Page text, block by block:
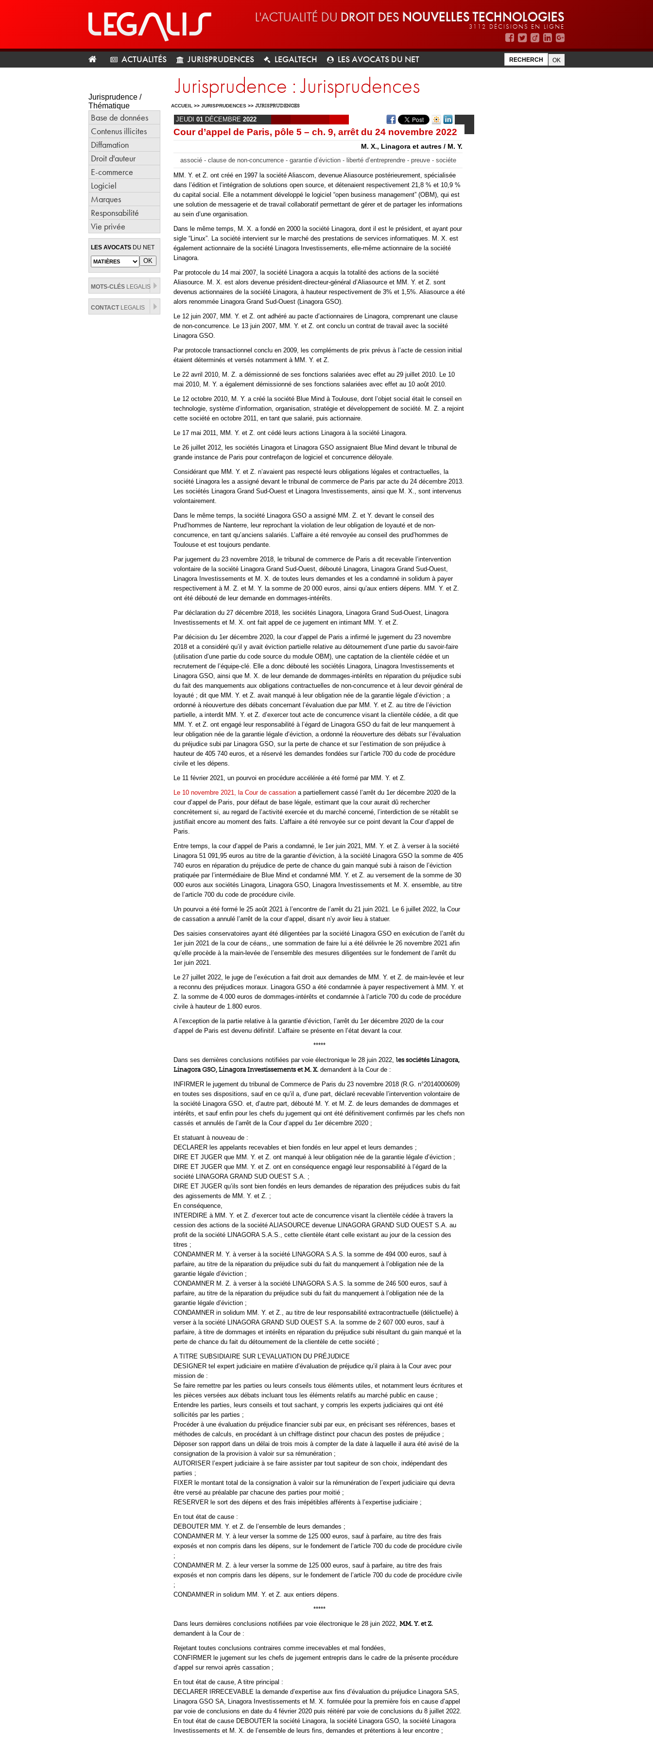
L'ACTUALITÉ DU DROIT DES NOUVELLES TECHNOLOGIES
3112 DÉCISIONS EN LIGNE
ACTUALITÉS JURISPRUDENCES LEGALTECH LES AVOCATS DU NET
Jurisprudence /
Thématique
Base de données
Contenus illicites
Diffamation
Droit d'auteur
E-commerce
Logiciel
Marques
Responsabilité
Vie privée
LES AVOCATS DU NET
MOTS-CLÉS LEGALIS
CONTACTLEGALIS
Jurisprudence : Jurisprudences
ACCUEIL >> JURISPRUDENCES >> JURISPRUDENCES
JEUDI 01 DÉCEMBRE 2022
Cour d’appel de Paris, pôle 5 – ch. 9, arrêt du 24 novembre 2022
M. X., Linagora et autres / M. Y.
associé - clause de non-concurrence - garantie d’éviction - liberté d’entreprendre - preuve - sociéte
MM. Y. et Z. ont créé en 1997 la société Aliascom, devenue Aliasource postérieurement, spécialisée
dans l’édition et l’intégration de solutions open source, et détenaient respectivement 21,8 % et 10,9 %
du capital social. Elle a notamment développé le logiciel “open business management” (OBM), qui est
une solution de messagerie et de travail collaboratif permettant de gérer et de partager les informations
au sein d’une organisation.
Dans le même temps, M. X. a fondé en 2000 la société Linagora, dont il est le président, et ayant pour
sigle “Linux”. La société intervient sur le marché des prestations de services informatiques. M. X. est
également actionnaire de la société Linagora Investissements, elle-même actionnaire de la société
Linagora.
Par protocole du 14 mai 2007, la société Linagora a acquis la totalité des actions de la société
Aliasource. M. X. est alors devenue président-directeur-général d’Aliasource et MM. Y. et Z. sont
devenus actionnaires de la société Linagora, à hauteur respectivement de 3% et 1,5%. Aliasource a été
alors renommée Linagora Grand Sud-Ouest (Linagora GSO).
Le 12 juin 2007, MM. Y. et Z. ont adhéré au pacte d’actionnaires de Linagora, comprenant une clause
de non-concurrence. Le 13 juin 2007, MM. Y. et Z. ont conclu un contrat de travail avec la société
Linagora GSO.
Par protocole transactionnel conclu en 2009, les compléments de prix prévus à l’acte de cession initial
étaient déterminés et versés notamment à MM. Y. et Z.
Le 22 avril 2010, M. Z. a démissionné de ses fonctions salariées avec effet au 29 juillet 2010. Le 10
mai 2010, M. Y. a également démissionné de ses fonctions salariées avec effet au 10 août 2010.
Le 12 octobre 2010, M. Y. a créé la société Blue Mind à Toulouse, dont l’objet social était le conseil en
technologie, système d’information, organisation, stratégie et développement de société. M. Z. a rejoint
cette société en octobre 2011, en tant que salarié, puis actionnaire.
Le 17 mai 2011, MM. Y. et Z. ont cédé leurs actions Linagora à la société Linagora.
Le 26 juillet 2012, les sociétés Linagora et Linagora GSO assignaient Blue Mind devant le tribunal de
grande instance de Paris pour contrefaçon de logiciel et concurrence déloyale.
Considérant que MM. Y. et Z. n’avaient pas respecté leurs obligations légales et contractuelles, la
société Linagora les a assigné devant le tribunal de commerce de Paris par acte du 24 décembre 2013.
Les sociétés Linagora Grand Sud-Ouest et Linagora Investissements, ainsi que M. X., sont intervenus
volontairement.
Dans le même temps, la société Linagora GSO a assigné MM. Z. et Y. devant le conseil des
Prud’hommes de Nanterre, leur reprochant la violation de leur obligation de loyauté et de non-
concurrence, en tant qu’anciens salariés. L’affaire a été renvoyée au conseil des prud’hommes de
Toulouse et est toujours pendante.
Par jugement du 23 novembre 2018, le tribunal de commerce de Paris a dit recevable l’intervention
volontaire de la société Linagora Grand Sud-Ouest, débouté Linagora, Linagora Grand Sud-Ouest,
Linagora Investissements et M. X. de toutes leurs demandes et les a condamné in solidum à payer
respectivement à M. Z. et M. Y. la somme de 20 000 euros, ainsi qu’aux entiers dépens. MM. Y. et Z.
ont été débouté de leur demande en dommages-intérêts.
Par déclaration du 27 décembre 2018, les sociétés Linagora, Linagora Grand Sud-Ouest, Linagora
Investissements et M. X. ont fait appel de ce jugement en intimant MM. Y. et Z.
Par décision du 1er décembre 2020, la cour d’appel de Paris a infirmé le jugement du 23 novembre
2018 et a considéré qu’il y avait éviction partielle relative au détournement d’une partie du savoir-faire
(utilisation d’une partie du code source du module OBM), une captation de la clientèle cédée et un
recrutement de l’équipe-clé. Elle a donc débouté les sociétés Linagora, Linagora Investissements et
Linagora GSO, ainsi que M. X. de leur demande de dommages-intérêts en réparation du préjudice subi
du fait des manquements aux obligations contractuelles de non-concurrence et à leur devoir général de
loyauté ; dit que MM. Y. et Z. avait manqué à leur obligation née de la garantie légale d’éviction ; a
ordonné à réouverture des débats concernant l’évaluation due par MM. Y. et Z. au titre de l’éviction
partielle, a interdit MM. Y. et Z. d’exercer tout acte de concurrence visant la clientèle cédée, a dit que
MM. Y. et Z. ont engagé leur responsabilité à l’égard de Linagora GSO du fait de leur manquement à
leur obligation née de la garantie légale d’éviction, a ordonné la réouverture des débats sur l’évaluation
du préjudice subi par Linagora GSO, sur la perte de chance et sur l’estimation de son préjudice à
hauteur de 405 740 euros, et a réservé les demandes fondées sur l’article 700 du code de procédure
civile et les dépens.
Le 11 février 2021, un pourvoi en procédure accélérée a été formé par MM. Y. et Z.
Le 10 novembre 2021, la Cour de cassation a partiellement cassé l’arrêt du 1er décembre 2020 de la
cour d’appel de Paris, pour défaut de base légale, estimant que la cour aurait dû rechercher
concrètement si, au regard de l’activité exercée et du marché concerné, l’interdiction de se rétablit se
justifiait encore au moment des faits. L’affaire a été renvoyée sur ce point devant la Cour d’appel de
Paris.
Entre temps, la cour d’appel de Paris a condamné, le 1er juin 2021, MM. Y. et Z. à verser à la société
Linagora 51 091,95 euros au titre de la garantie d’éviction, à la société Linagora GSO la somme de 405
740 euros en réparation du préjudice de perte de chance du gain manqué subi à raison de l’éviction
pratiquée par l’intermédiaire de Blue Mind et condamné MM. Y. et Z. au versement de la somme de 30
000 euros aux sociétés Linagora, Linagora GSO, Linagora Investissements et M. X. ensemble, au titre
de l’article 700 du code de procédure civile.
Un pourvoi a été formé le 25 août 2021 à l’encontre de l’arrêt du 21 juin 2021. Le 6 juillet 2022, la Cour
de cassation a annulé l’arrêt de la cour d’appel, disant n’y avoir lieu à statuer.
Des saisies conservatoires ayant été diligentées par la société Linagora GSO en exécution de l’arrêt du
1er juin 2021 de la cour de céans,, une sommation de faire lui a été délivrée le 26 novembre 2021 afin
qu’elle procède à la main-levée de l’ensemble des mesures diligentées sur le fondement de l’arrêt du
1er juin 2021.
Le 27 juillet 2022, le juge de l’exécution a fait droit aux demandes de MM. Y. et Z. de main-levée et leur
a reconnu des préjudices moraux. Linagora GSO a été condamnée à payer respectivement à MM. Y. et
Z. la somme de 4.000 euros de dommages-intérêts et condamnée à l’article 700 du code de procédure
civile à hauteur de 1.800 euros.
A l’exception de la partie relative à la garantie d’éviction, l’arrêt du 1er décembre 2020 de la cour
d’appel de Paris est devenu définitif. L’affaire se présente en l’état devant la cour.
*****
Dans ses dernières conclusions notifiées par voie électronique le 28 juin 2022, les sociétés Linagora,
Linagora GSO, Linagora Investissements et M. X. demandent à la Cour de :
INFIRMER le jugement du tribunal de Commerce de Paris du 23 novembre 2018 (R.G. n°2014000609)
en toutes ses dispositions, sauf en ce qu’il a, d’une part, déclaré recevable l’intervention volontaire de
la société Linagora GSO. et, d’autre part, débouté M. Y. et M. Z. de leurs demandes de dommages et
intérêts, et sauf enfin pour les chefs du jugement qui ont été définitivement confirmés par les chefs non
cassés et annulés de l’arrêt de la Cour d’appel du 1er décembre 2020 ;
Et statuant à nouveau de :
DECLARER les appelants recevables et bien fondés en leur appel et leurs demandes ;
DIRE ET JUGER que MM. Y. et Z. ont manqué à leur obligation née de la garantie légale d’éviction ;
DIRE ET JUGER que MM. Y. et Z. ont en conséquence engagé leur responsabilité à l’égard de la
société LINAGORA GRAND SUD OUEST S.A. ;
DIRE ET JUGER qu’ils sont bien fondés en leurs demandes de réparation des préjudices subis du fait
des agissements de MM. Y. et Z. ;
En conséquence,
INTERDIRE à MM. Y. et Z. d’exercer tout acte de concurrence visant la clientèle cédée à travers la
cession des actions de la société ALIASOURCE devenue LINAGORA GRAND SUD OUEST S.A. au
profit de la société LINAGORA S.A.S., cette clientèle étant celle existant au jour de la cession des
titres ;
CONDAMNER M. Y. à verser à la société LINAGORA S.A.S. la somme de 494 000 euros, sauf à
parfaire, au titre de la réparation du préjudice subi du fait du manquement à l’obligation née de la
garantie légale d’éviction ;
CONDAMNER M. Z. à verser à la société LINAGORA S.A.S. la somme de 246 500 euros, sauf à
parfaire, au titre de la réparation du préjudice subi du fait du manquement à l’obligation née de la
garantie légale d’éviction ;
CONDAMNER in solidum MM. Y. et Z., au titre de leur responsabilité extracontractuelle (délictuelle) à
verser à la société LINAGORA GRAND SUD OUEST S.A. la somme de 2 607 000 euros, sauf à
parfaire, à titre de dommages et intérêts en réparation du préjudice subi résultant du gain manqué et la
perte de chance du fait du détournement de la clientèle de cette société ;
A TITRE SUBSIDIAIRE SUR L’EVALUATION DU PRÉJUDICE
DESIGNER tel expert judiciaire en matière d’évaluation de préjudice qu’il plaira à la Cour avec pour
mission de :
Se faire remettre par les parties ou leurs conseils tous éléments utiles, et notamment leurs écritures et
les pièces versées aux débats incluant tous les éléments relatifs au marché public en cause ;
Entendre les parties, leurs conseils et tout sachant, y compris les experts judiciaires qui ont été
sollicités par les parties ;
Procéder à une évaluation du préjudice financier subi par eux, en précisant ses références, bases et
méthodes de calculs, en procédant à un chiffrage distinct pour chacun des postes de préjudice ;
Déposer son rapport dans un délai de trois mois à compter de la date à laquelle il aura été avisé de la
consignation de la provision à valoir sur sa rémunération ;
AUTORISER l’expert judiciaire à se faire assister par tout sapiteur de son choix, indépendant des
parties ;
FIXER le montant total de la consignation à valoir sur la rémunération de l’expert judiciaire qui devra
être versé au préalable par chacune des parties pour moitié ;
RESERVER le sort des dépens et des frais irrépétibles afférents à l’expertise judiciaire ;
En tout état de cause :
DEBOUTER MM. Y. et Z. de l’ensemble de leurs demandes ;
CONDAMNER M. Y. à leur verser la somme de 125 000 euros, sauf à parfaire, au titre des frais
exposés et non compris dans les dépens, sur le fondement de l’article 700 du code de procédure civile
;
CONDAMNER M. Z. à leur verser la somme de 125 000 euros, sauf à parfaire, au titre des frais
exposés et non compris dans les dépens, sur le fondement de l’article 700 du code de procédure civile
;
CONDAMNER in solidum MM. Y. et Z. aux entiers dépens.
*****
Dans leurs dernières conclusions notifiées par voie électronique le 28 juin 2022, MM. Y. et Z.
demandent à la Cour de :
Rejetant toutes conclusions contraires comme irrecevables et mal fondées,
CONFIRMER le jugement sur les chefs de jugement entrepris dans le cadre de la présente procédure
d’appel sur renvoi après cassation ;
En tout état de cause, A titre principal :
DECLARER IRRECEVABLE la demande d’expertise aux fins d’évaluation du préjudice Linagora SAS,
Linagora GSO SA, Linagora Investissements et M. X. formulée pour la première fois en cause d’appel
par voie de conclusions en date du 4 février 2020 puis réitéré par voie de conclusions du 8 juillet 2022.
En tout état de cause DEBOUTER la société Linagora, la société Linagora GSO, la société Linagora
Investissements et M. X. de l’ensemble de leurs fins, demandes et prétentions à leur encontre ;